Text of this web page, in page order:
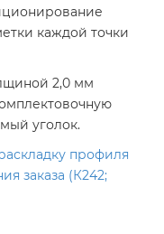
каждой точки
2,0 мм
уголок.
профиля
заказа (К242;